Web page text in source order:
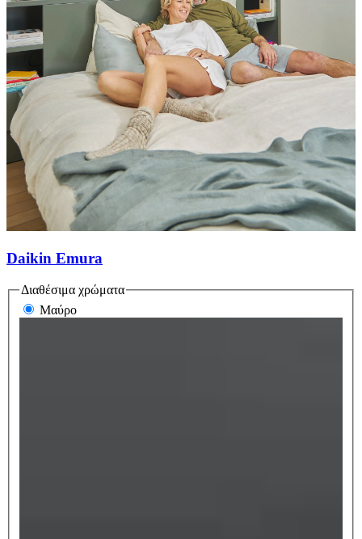
Daikin Emura
Διαθέσιμα χρώματα
Μαύρο